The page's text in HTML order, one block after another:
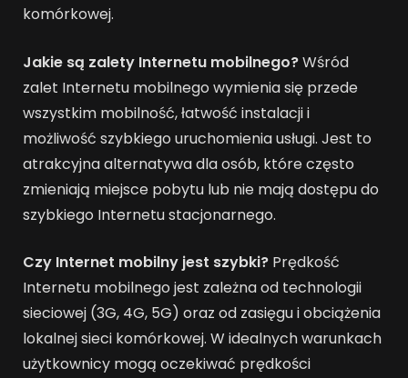
komórkowej.
Jakie są zalety Internetu mobilnego?Wśród
zalet Internetu mobilnego wymienia się przede
wszystkim mobilność, łatwość instalacji i
możliwość szybkiego uruchomienia usługi. Jest to
atrakcyjna alternatywa dla osób, które często
zmieniają miejsce pobytu lub nie mają dostępu do
szybkiego Internetu stacjonarnego.
Czy Internet mobilny jest szybki? Prędkość
Internetu mobilnego jest zależna od technologii
sieciowej (3G, 4G, 5G) oraz od zasięgu i obciążenia
lokalnej sieci komórkowej. W idealnych warunkach
użytkownicy mogą oczekiwać prędkości